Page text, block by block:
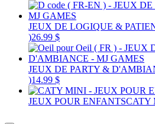
JEUX DE LOGIQUE &
)26.99 $
JEUX DE PARTY &
)14.99 $
JEUX POUR ENFANTSCATY